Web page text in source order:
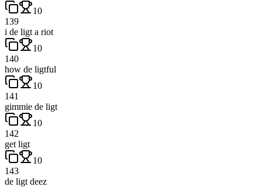
10
139
i de ligt a riot
10
140
how de ligtful
10
141
gimmie de ligt
10
142
get ligt
10
143
de ligt deez